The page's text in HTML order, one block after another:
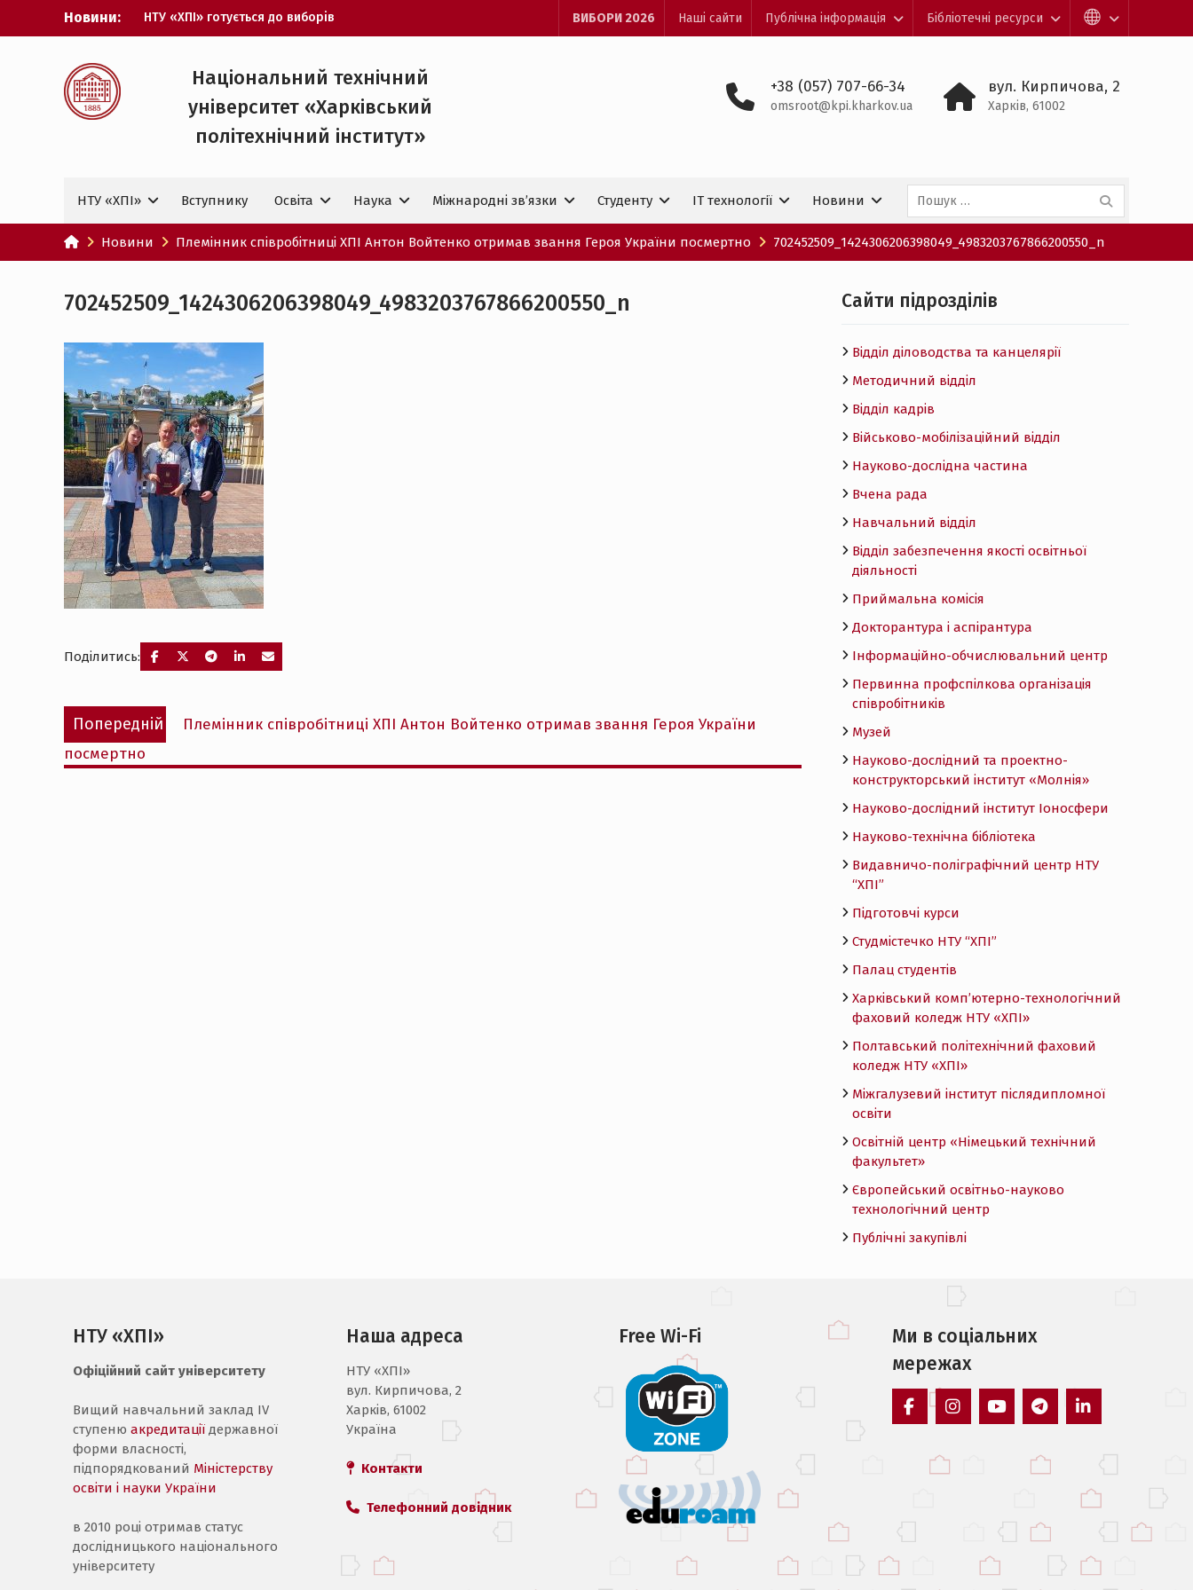
Новини:
НТУ «ХПІ» готується до виборів
ректора
Всеукраїнський фестиваль «Червона
ХПІ уклав угоду про партнерство з
ДержНДІ технологій кібербезпеки
Випускник ХПІ став
У Верховній Раді за участю ХПІ
обговорили перспективи українсько-
іспанського технологічного
партнерства
ВИБОРИ 2026 Наші сайти Публічна інформація Бібліотечні ресурси
Національний технічний
університет «Харківський
політехнічний iнститут»
+38 (057) 707-66-34
omsroot@kpi.kharkov.ua
вул. Кирпичова, 2
Харків, 61002
НТУ «ХПІ» Вступнику Освіта Наука Міжнародні зв’язки Студенту IT технологiї Новини
Пошук:
Новини Племінник співробітниці ХПІ Антон Войтенко отримав звання Героя України посмертно 702452509_1424306206398049_4983203767866200550_n
702452509_1424306206398049_4983203767866200550_n
Поділитись:
Навігація
записів
Попередній
Попередній
запис:
Племінник співробітниці ХПІ Антон Войтенко отримав звання Героя України
посмертно
Cайти підрозділів
Відділ діловодства та канцелярії
Методичний відділ
Відділ кадрів
Військово-мобілізаційний відділ
Науково-дослідна частина
Вчена рада
Навчальний відділ
Відділ забезпечення якості освітньої
діяльності
Приймальна комісія
Докторантура і аспірантура
Інформаційно-обчислювальний центр
Первинна профспілкова організація
співробітників
Музей
Науково-дослідний та проектно-
конструкторський інститут «Молнія»
Науково-дослідний інститут Іоносфери
Науково-технічна бібліотека
Видавничо-поліграфічний центр НТУ
“ХПІ”
Підготовчі курси
Студмістечко НТУ “ХПІ”
Палац студентів
Харківський комп’ютерно-технологічний
фаховий коледж НТУ «ХПI»
Полтавський політехнічний фаховий
коледж НТУ «ХПI»
Міжгалузевий інститут післядипломної
освіти
Освітній центр «Німецький технічний
факультет»
Європейський освітньо-науково
технологічний центр
Публічні закупівлі
НТУ «ХПІ»
Офіційний сайт університету
Вищий навчальний заклад IV
ступеню акредитації державної
форми власності,
підпорядкований Міністерству
освіти і науки України
в 2010 році отримав статус
дослідницького національного
університету
Наша адреса
НТУ «ХПI»
вул. Кирпичова, 2
Харків, 61002
Україна
Контакти
Телефонний довідник
Free Wi-Fi
Ми в соцiальних
мережах